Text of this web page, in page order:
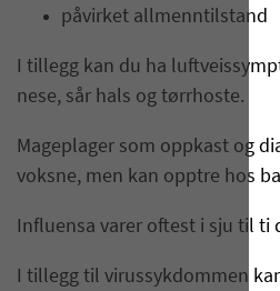
påvirket allmenntilstand
I tillegg kan du ha
nese, sår hals og tørrhoste.
Mageplager som oppkast og
voksne, men kan opptre hos
Influensa varer oftest i sju til ti
I tillegg til virussykdommen